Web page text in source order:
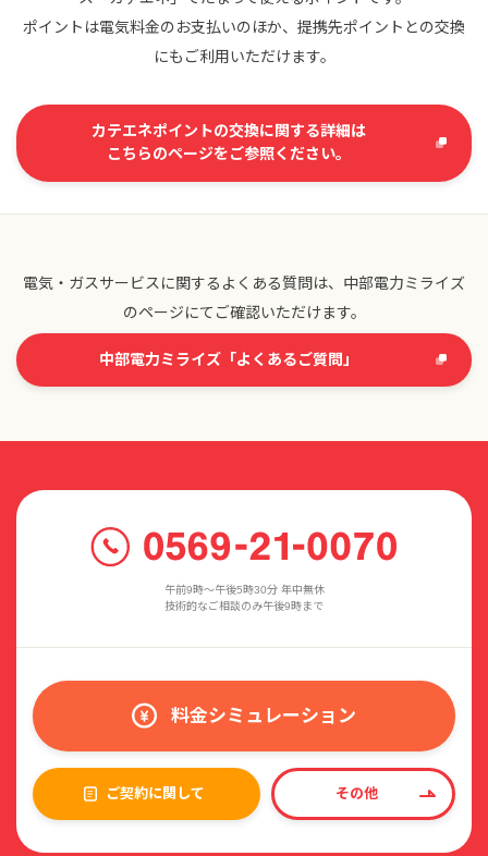
ポイントは電気料金のお支払いのほか、提携先ポイントとの交換
にもご利用いただけます。
カテエネポイントの交換に関する詳細は
こちらのページをご参照ください。
電気・ガスサービスに関するよくある質問は、中部電力ミライズ
のページにてご確認いただけます。
中部電力ミライズ「よくあるご質問」
午前9時〜午後5時30分 年中無休
技術的なご相談のみ午後9時まで
料金シミュレーション
ご契約に関して その他